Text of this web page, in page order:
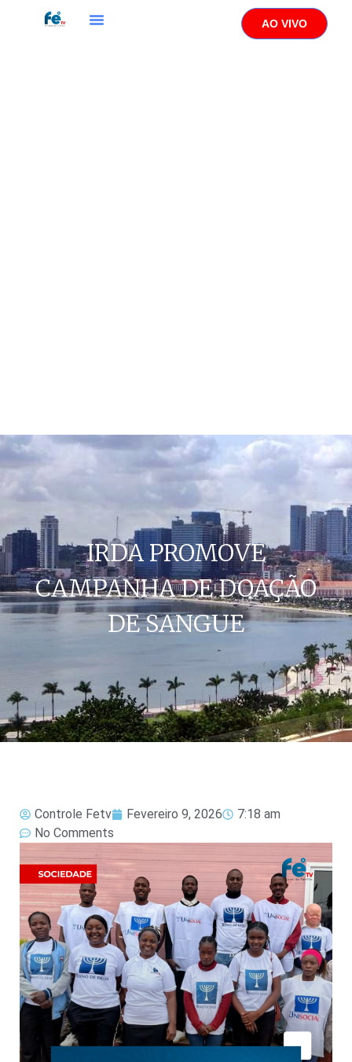
AO VIVO
IRDA PROMOVE
CAMPANHA DE DOAÇÃO
DE SANGUE
Controle Fetv Fevereiro 9, 2026
7:18 am
No Comments